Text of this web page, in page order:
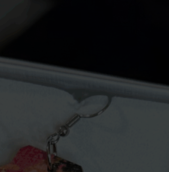
muun muassa
kangaskasseja
Osuuskauppa Arinan